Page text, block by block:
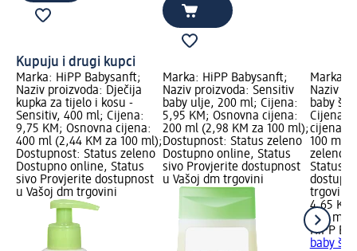
Kupuju i drugi kupci
Marka: HiPP Babysanft;
Naziv proizvoda: Dječija
kupka za tijelo i kosu -
Sensitiv, 400 ml; Cijena:
9,75 KM; Osnovna cijena:
400 ml (2,44 KM za 100 ml);
Dostupnost: Status zeleno
Dostupno online, Status
sivo Provjerite dostupnost
u Vašoj dm trgovini
Marka: HiPP Babysanft;
Naziv proizvoda: Sensitiv
baby ulje, 200 ml; Cijena:
5,95 KM; Osnovna cijena:
200 ml (2,98 KM za 100 ml);
Dostupnost: Status zeleno
Dostupno online, Status
sivo Provjerite dostupnost
u Vašoj dm trgovini
Marka:
Naziv
baby
Cijena:
cijena:
100 ml);
zeleno
Status
trgovini
4,65 KM
200 ml
HiPP
baby